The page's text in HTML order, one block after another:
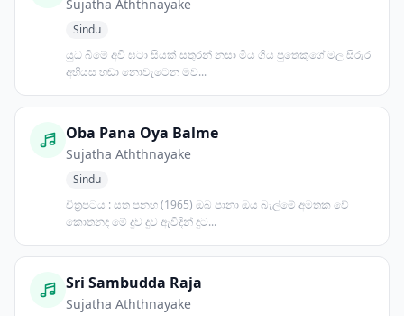
Sujatha Aththnayake
Sindu
යුධ බිමේ අවි ඝටා සියක් සතුරන් නසා මිය ගිය පුතෙකුගේ මල සිරුර
අභියස හඬා නොවැටෙන මව...
Oba Pana Oya Balme
Sujatha Aththnayake
Sindu
චිත්‍රපටය : සත පනහ (1965) ඔබ පානා ඔය බැල්මේ අමතක වේ
කොතනද මේ දුව දුව ඇවිදින් දුට...
Sri Sambudda Raja
Sujatha Aththnayake